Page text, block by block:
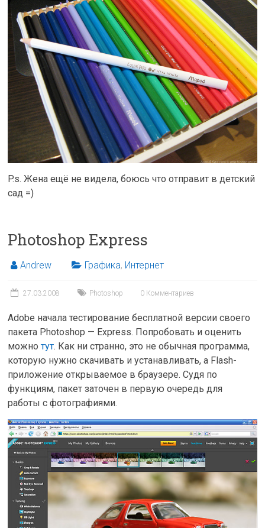
P.s. Жена ещё не видела, боюсь что отправит в детский
сад =)
Photoshop Express
Andrew Графика, Интернет
27.03.2008 Photoshop 0 Комментариев
Adobe начала тестирование бесплатной версии своего
пакета Photoshop — Express. Попробовать и оценить
можнотут. Как ни странно, это не обычная программа,
которую нужно скачивать и устанавливать, а Flash-
приложение открываемое в браузере. Судя по
функциям, пакет заточен в первую очередь для
работы с фотографиями.